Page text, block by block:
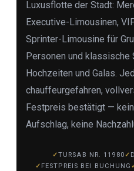
Luxusflotte der Stadt:
Executive-Limousinen,
Sprinter-Limousine für
Personen und klassische
Hochzeiten und Galas.
chauffeurgefahren,
Festpreis bestätigt — kein
Aufschlag, keine
TURSAB NR. 11980
FESTPREIS BEI BUCHUNG